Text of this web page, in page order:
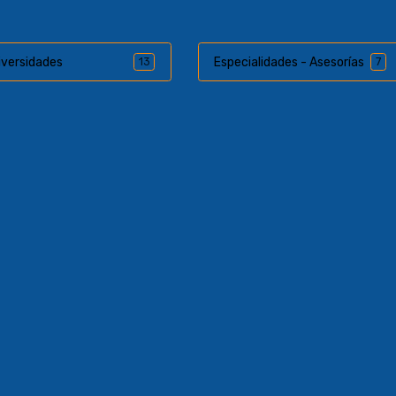
13 Especialidades - Asesorías 7